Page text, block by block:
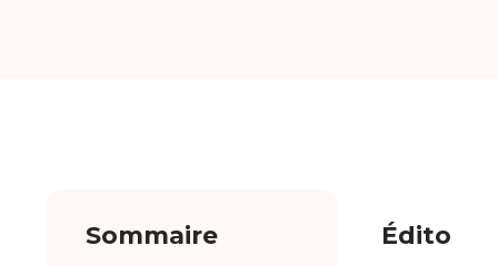
Sommaire Édito